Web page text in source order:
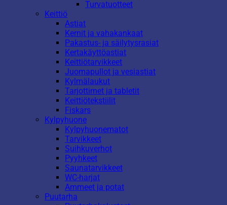
Turvatuotteet
Keittiö
Astiat
Kernit ja vahakankaat
Pakastus- ja säilytysrasiat
Kertakäyttöastiat
Keittiötarvikkeet
Juomapullot ja vesiastiat
Kylmälaukut
Tarjottimet ja tabletit
Keittiötekstiilit
Fiskars
Kylpyhuone
Kylpyhuonematot
Tarvikkeet
Suihkuverhot
Pyyhkeet
Saunatarvikkeet
WC-harjat
Ammeet ja potat
Puutarha